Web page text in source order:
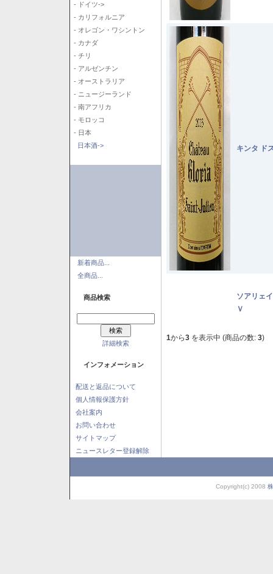
- ドイツ->
- カリフォルニア
- オレゴン・ワシントン
- カナダ
- チリ
- アルゼンチン
- オーストラリア
- ニュージーランド
- 南アフリカ
- モロッコ
- 日本
日本酒->
新着商品...
全商品...
商品検索
詳細検索
インフォメーション
配送と返品について
個人情報保護方針
会社案内
お問い合わせ
サイトマップ
ニュースレター登録解除
キンタ ド
ソアリェ
Ｖ
1から3 を表示中 (商品の数: 3)
Copyright(c) 2008